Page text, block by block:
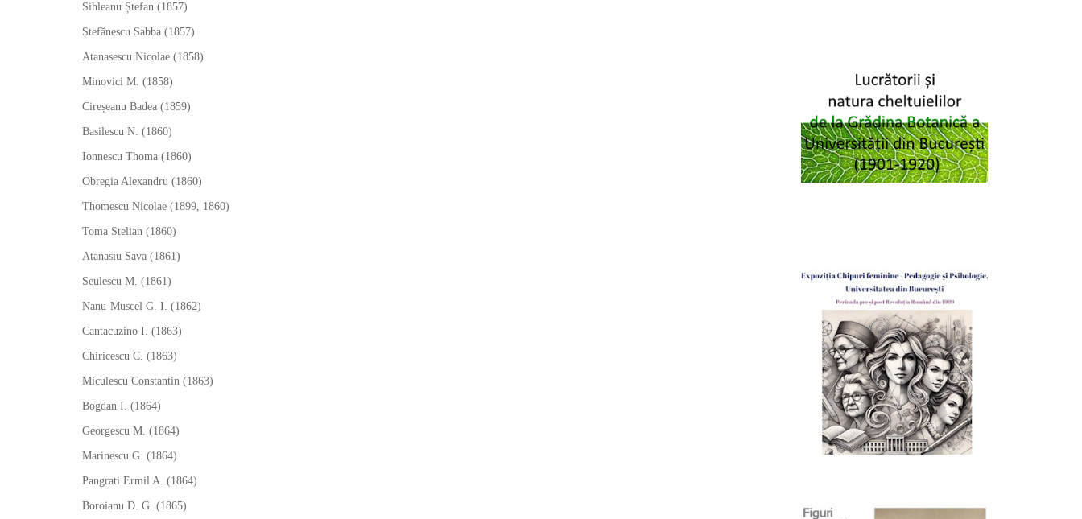
Sihleanu Ștefan (1857)
Ștefănescu Sabba (1857)
Atanasescu Nicolae (1858)
Minovici M. (1858)
Cireșeanu Badea (1859)
Basilescu N. (1860)
Ionnescu Thoma (1860)
Obregia Alexandru (1860)
Thomescu Nicolae (1899, 1860)
Toma Stelian (1860)
Atanasiu Sava (1861)
Seulescu M. (1861)
Nanu-Muscel G. I. (1862)
Cantacuzino I. (1863)
Chiricescu C. (1863)
Miculescu Constantin (1863)
Bogdan I. (1864)
Georgescu M. (1864)
Marinescu G. (1864)
Pangrati Ermil A. (1864)
Boroianu D. G. (1865)